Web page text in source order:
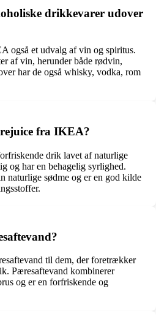
drikkevarer udover
også et udvalg af vin og spiritus.
af vin, herunder både rødvin,
har de også whisky, vodka, rom
fra IKEA?
drik lavet af naturlige
og har en behagelig syrlighed.
naturlige sødme og er en god kilde
til dem, der foretrækker
Pæresaftevand kombinerer
og er en forfriskende og